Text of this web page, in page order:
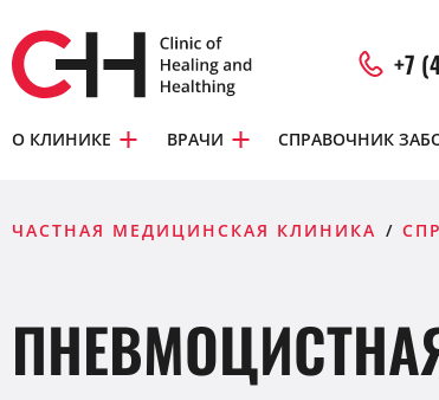
+7
О КЛИНИКЕ ВРАЧИ СПРАВОЧНИК
ЧАСТНАЯ МЕДИЦИНСКАЯ КЛИНИКА